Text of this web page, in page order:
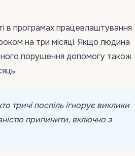
в програмах працевлаштування
на три місяці. Якщо людина
порушення допомогу також
тричі поспіль ігнорує виклики
припинити, включно з